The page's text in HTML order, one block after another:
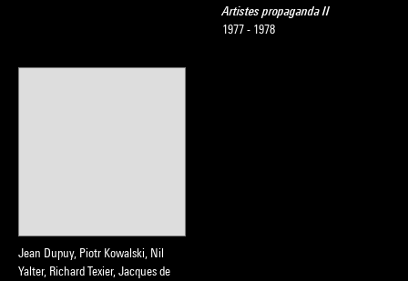
Artistes propaganda II
1977 - 1978
Jean Dupuy, Piotr Kowalski, Nil
Yalter, Richard Texier, Jacques de